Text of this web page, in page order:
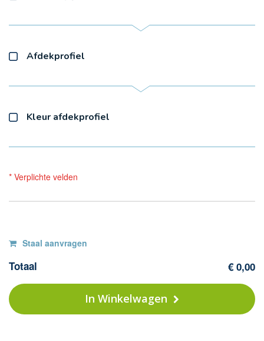
Afdekprofiel
Kleur afdekprofiel
* Verplichte velden
Staal aanvragen
Op
Totaal € 0,00
In Winkelwagen